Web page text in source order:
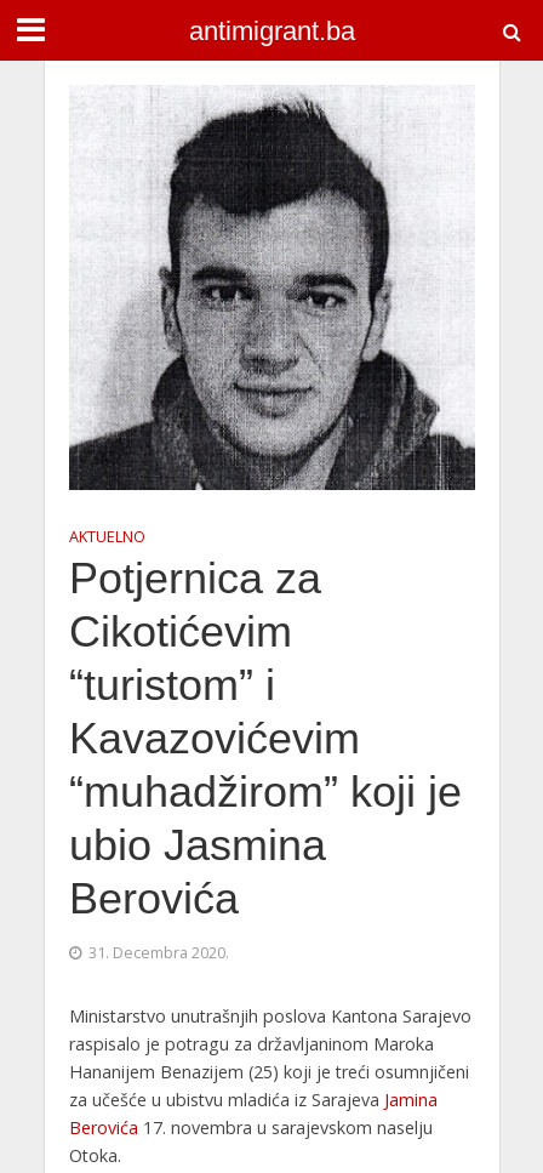
antimigrant.ba
AKTUELNO
Potjernica za
Cikotićevim
“turistom” i
Kavazovićevim
“muhadžirom” koji je
ubio Jasmina
Berovića
31. Decembra 2020.
Ministarstvo unutrašnjih poslova Kantona Sarajevo
raspisalo je potragu za državljaninom Maroka
Hananijem Benazijem (25) koji je treći osumnjičeni
za učešće u ubistvu mladića iz Sarajeva Jamina
Berovića 17. novembra u sarajevskom naselju
Otoka.